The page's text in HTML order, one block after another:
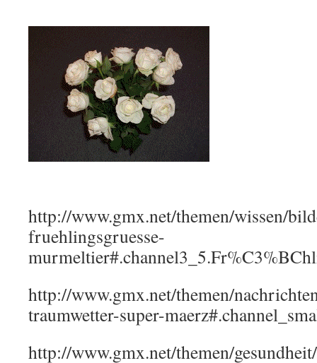
http://www.gmx.net/themen/wissen/
fruehlingsgruesse-
http://www.gmx.net/themen/
traumwetter-super-
http://www.gmx.net/themen/